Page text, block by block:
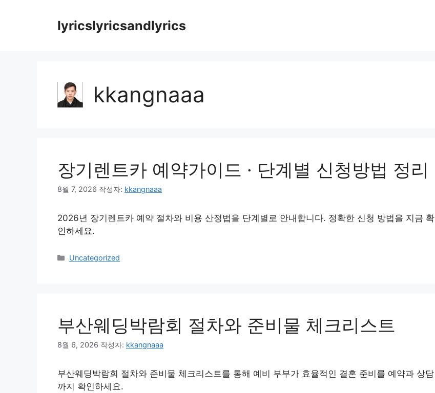
lyricslyricsandlyrics
kkangnaaa
장기렌트카 예약가이드 · 단계별 신청방법 정리
8월 7, 2026 작성자: kkangnaaa
2026년 장기렌트카 예약 절차와 비용 산정법을 단계별로 안내합니다. 정확한 신청 방법을 지금 확
인하세요.
카
Uncategorized
부산웨딩박람회 절차와 준비물 체크리스트
8월 6, 2026 작성자: kkangnaaa
부산웨딩박람회 절차와 준비물 체크리스트를 통해 예비 부부가 효율적인 결혼 준비를 예약과 상담
까지 확인하세요.